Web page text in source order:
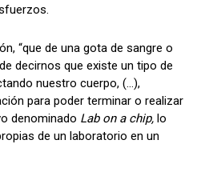
“que de una gota de sangre o
decirnos que existe un tipo de
nuestro cuerpo, (…),
para poder terminar o realizar
denominado Lab on a chip, lo
de un laboratorio en un